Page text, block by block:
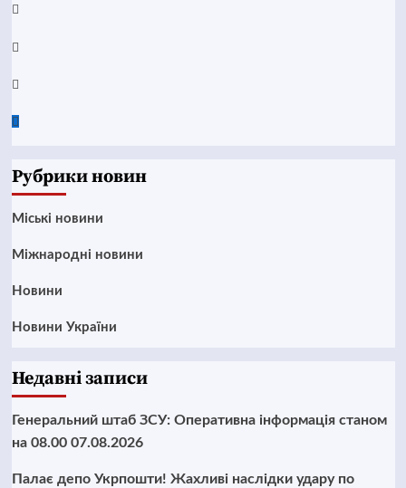
Telegram
Instagram
Twitter
Google
Рубрики новин
Mіські новини
Міжнародні новини
Новини
Новини України
Недавні записи
Генеральний штаб ЗСУ: Оперативна інформація станом
на 08.00 07.08.2026
Палає депо Укрпошти! Жахливі наслідки удару по